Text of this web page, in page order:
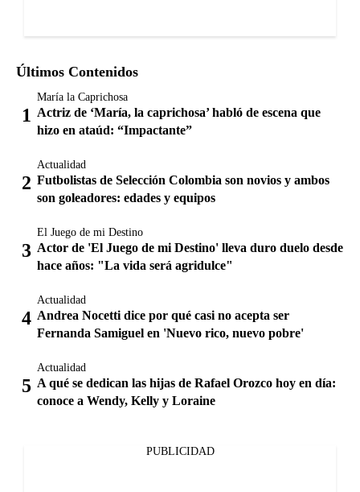
Últimos Contenidos
María la Caprichosa
Actriz de ‘María, la caprichosa’ habló de escena que
hizo en ataúd: “Impactante”
Actualidad
Futbolistas de Selección Colombia son novios y ambos
son goleadores: edades y equipos
El Juego de mi Destino
Actor de 'El Juego de mi Destino' lleva duro duelo desde
hace años: "La vida será agridulce"
Actualidad
Andrea Nocetti dice por qué casi no acepta ser
Fernanda Samiguel en 'Nuevo rico, nuevo pobre'
Actualidad
A qué se dedican las hijas de Rafael Orozco hoy en día:
conoce a Wendy, Kelly y Loraine
PUBLICIDAD